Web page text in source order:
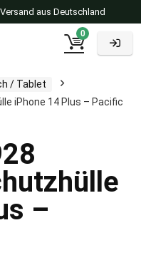
Versand aus Deutschland
0
/ Tablet
iPhone 14 Plus – Pacific
–